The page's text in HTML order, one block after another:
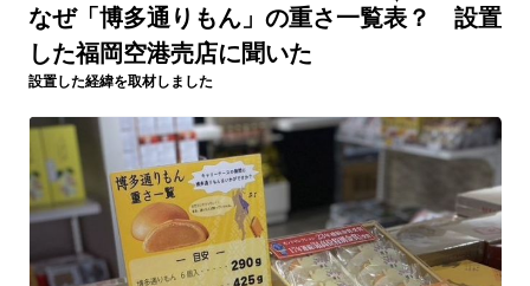
なぜ「博多通りもん」の重さ一覧表？ 設置
した福岡空港売店に聞いた
設置した経緯を取材しました